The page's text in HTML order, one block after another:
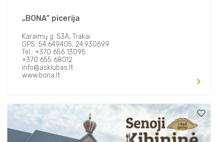
„BONA” picerija
Karaimų g. 53A, Trakai
GPS: 54.649405, 24.930699
Tel.: +370 656 13095
+370 655 68012
info@asklubas.lt
www.bona.lt